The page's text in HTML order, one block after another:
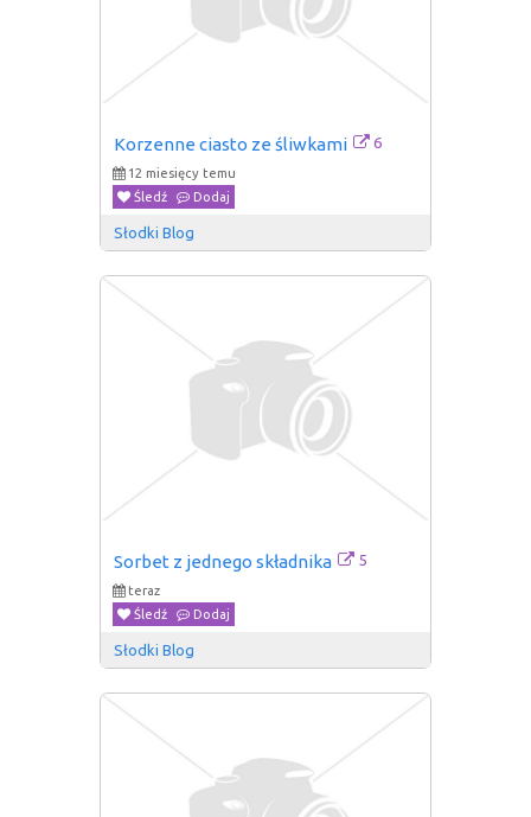
Korzenne ciasto ze śliwkami 6
12 miesięcy temu
Śledź
Dodaj
Słodki Blog
Sorbet z jednego składnika 5
teraz
Śledź
Dodaj
Słodki Blog